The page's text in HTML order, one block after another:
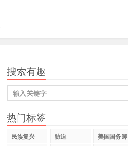
搜索有趣
热门标签
民族复兴 胁迫 美国国务卿